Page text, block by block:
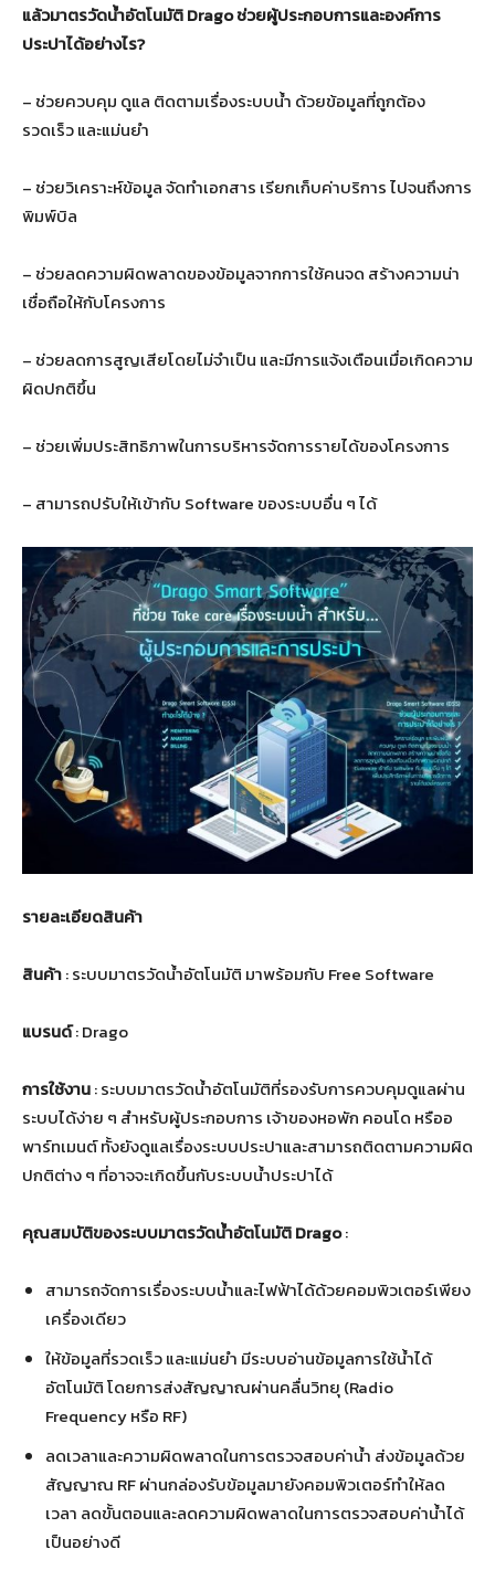
แล้วมาตรวัดน้ำอัตโนมัติDragoช่วยผู้ประกอบการและองค์การ
ประปาได้อย่างไร?
– ช่วยควบคุม ดูแล ติดตามเรื่องระบบน้ำ ด้วยข้อมูลที่ถูกต้อง
รวดเร็ว และแม่นยํา
– ช่วยวิเคราะห์ข้อมูล จัดทําเอกสาร เรียกเก็บค่าบริการ ไปจนถึงการ
พิมพ์บิล
– ช่วยลดความผิดพลาดของข้อมูลจากการใช้คนจด สร้างความน่า
เชื่อถือให้กับโครงการ
– ช่วยลดการสูญเสียโดยไม่จำเป็น และมีการแจ้งเตือนเมื่อเกิดความ
ผิดปกติขึ้น
– ช่วยเพิ่มประสิทธิภาพในการบริหารจัดการรายได้ของโครงการ
– สามารถปรับให้เข้ากับ Software ของระบบอื่น ๆ ได้
รายละเอียดสินค้า
สินค้า: ระบบมาตรวัดน้ำอัตโนมัติ มาพร้อมกับ Free Software
แบรนด์: Drago
การใช้งาน: ระบบมาตรวัดน้ำอัตโนมัติที่รองรับการควบคุมดูแลผ่าน
ระบบได้ง่าย ๆ สำหรับผู้ประกอบการ เจ้าของหอพัก คอนโด หรืออ
พาร์ทเมนต์ ทั้งยังดูแลเรื่องระบบประปาและสามารถติดตามความผิด
ปกติต่าง ๆ ที่อาจจะเกิดขึ้นกับระบบน้ำประปาได้
คุณสมบัติของระบบมาตรวัดน้ำอัตโนมัติ Drago:
สามารถจัดการเรื่องระบบน้ำและไฟฟ้าได้ด้วยคอมพิวเตอร์เพียง
เครื่องเดียว
ให้ข้อมูลที่รวดเร็ว และแม่นยำ มีระบบอ่านข้อมูลการใช้น้ำได้
อัตโนมัติ โดยการส่งสัญญาณผ่านคลื่นวิทยุ (Radio
Frequency หรือ RF)
ลดเวลาและความผิดพลาดในการตรวจสอบค่าน้ำ ส่งข้อมูลด้วย
สัญญาณ RF ผ่านกล่องรับข้อมูลมายังคอมพิวเตอร์ทำให้ลด
เวลา ลดขั้นตอนและลดความผิดพลาดในการตรวจสอบค่าน้ำได้
เป็นอย่างดี